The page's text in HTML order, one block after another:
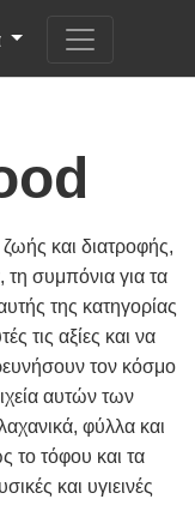
και διατροφής,
τη συμπόνια για τα
της κατηγορίας
τις αξίες και να
τον κόσμο
αυτών των
φύλλα και
το τόφου και τα
και υγιεινές